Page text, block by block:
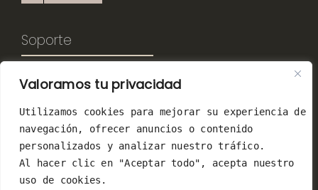
Valoramos tu privacidad
Utilizamos cookies para mejorar su experiencia de
navegación, ofrecer anuncios o contenido
personalizados y analizar nuestro tráfico.
Al hacer clic en "Aceptar todo", acepta nuestro
uso de cookies.
Soporte
Herramienta B2B
Copyright 2024 Marpe
privacidad |Protección
de datos